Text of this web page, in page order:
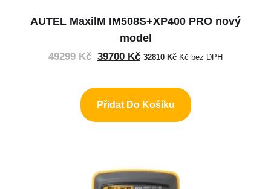
AUTEL MaxilM IM508S+XP400 PRO nový
model
49299Kč 39700 Kč 32810 Kč Kč bez DPH
Přidat Do Košíku